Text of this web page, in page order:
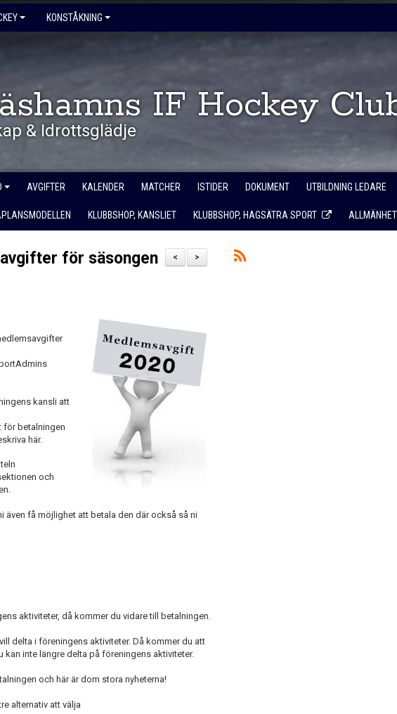
KONSTÅKNING
IF Hockey
& Idrottsglädje
AVGIFTER KALENDER MATCHER ISTIDER DOKUMENT UTBILDNING LEDARE
KLUBBSHOP, KANSLIET KLUBBSHOP, HAGSÄTRA SPORT
>
<
för säsongen
kansli att
för betalningen
här.
och
få möjlighet att betala den där också så ni
aktiviteter, då kommer du vidare till betalningen.
delta i föreningens aktiviteter. Då kommer du att
inte längre delta på föreningens aktiviteter.
och här är dom stora nyheterna!
alternativ att välja